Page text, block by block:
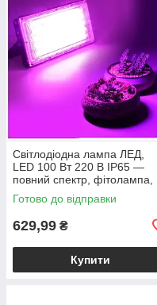
Світлодіодна лампа ЛЕД,
LED 100 Вт 220 В IP65 —
повний спектр, фітолампа,
прожектор
Готово до відправки
629,99 ₴
Купити